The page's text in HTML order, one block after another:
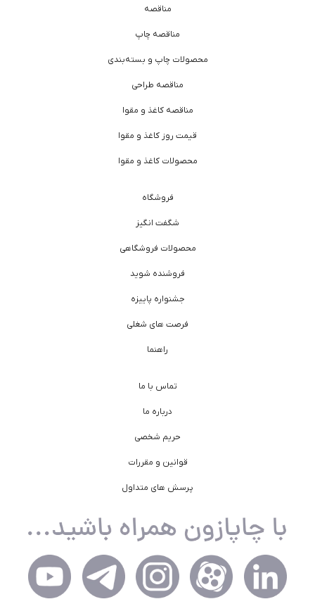
مناقصه
مناقصه چاپ
محصولات چاپ و بسته‌بندی
مناقصه طراحی
مناقصه کاغذ و مقوا
قیمت روز کاغذ و مقوا
محصولات کاغذ و مقوا
فروشگاه
شگفت انگیز
محصولات فروشگاهی
فروشنده شوید
جشنواره پاییزه
فرصت های شغلی
راهنما
تماس با ما
درباره ما
حریم شخصی
قوانین و مقررات
پرسش های متداول